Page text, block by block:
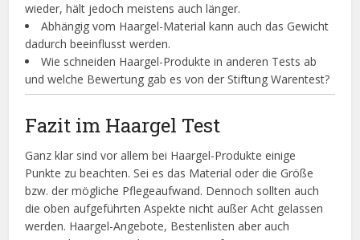
wieder, hält jedoch meistens auch länger.
Abhängig vom Haargel-Material kann auch das Gewicht
dadurch beeinflusst werden.
Wie schneiden Haargel-Produkte in anderen Tests ab
und welche Bewertung gab es von der Stiftung Warentest?
Fazit im Haargel Test
Ganz klar sind vor allem bei Haargel-Produkte einige
Punkte zu beachten. Sei es das Material oder die Größe
bzw. der mögliche Pflegeaufwand. Dennoch sollten auch
die oben aufgeführten Aspekte nicht außer Acht gelassen
werden. Haargel-Angebote, Bestenlisten aber auch